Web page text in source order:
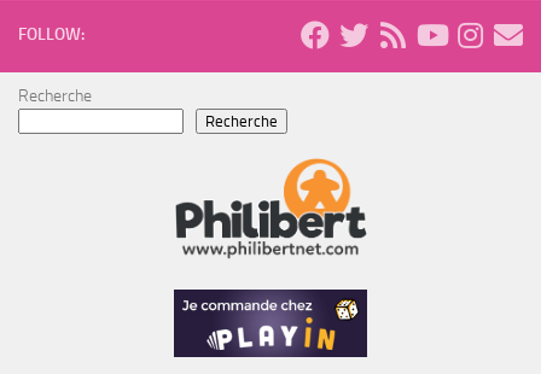
FOLLOW:
Recherche
Recherche